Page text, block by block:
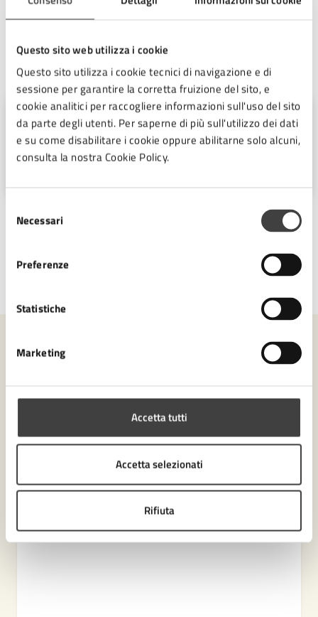
Questo sito web utilizza i cookie
Questo sito utilizza i cookie tecnici di navigazione e di
sessione per garantire la corretta fruizione del sito, e
cookie analitici per raccogliere informazioni sull'uso del sito
da parte degli utenti. Per saperne di più sull'utilizzo dei dati
e su come disabilitare i cookie oppure abilitarne solo alcuni,
consulta la nostra Cookie Policy.
delNecessari
Preferenze
Statistiche
Marketing
Accetta tutti
Accetta selezionati
Rifiuta
conformità alla circolare del Ministero dell’Interno n.
10/2014.
A cura di
Ufficio Stampa
Piazza del Popolo 10, Cesena (FC),
47521
Amministrazione